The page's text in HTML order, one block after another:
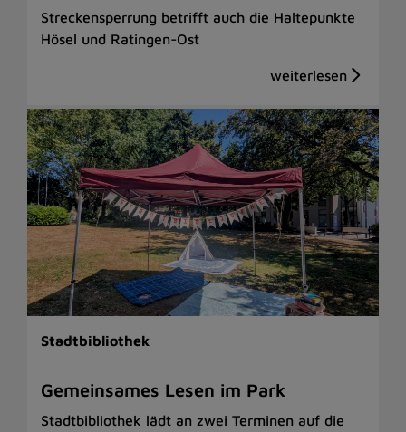
Streckensperrung betrifft auch die Haltepunkte
Hösel und Ratingen-Ost
Stadtbibliothek
Gemeinsames Lesen im Park
Stadtbibliothek lädt an zwei Terminen auf die